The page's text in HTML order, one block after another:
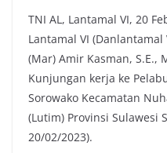
TNI AL, Lantamal VI, 20
Lantamal VI
(Mar) Amir Kasman, S.E.,
Kunjungan kerja ke
Sorowako Kecamatan
(Lutim) Provinsi Sulawesi
20/02/2023).